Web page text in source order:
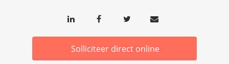
Solliciteer direct online